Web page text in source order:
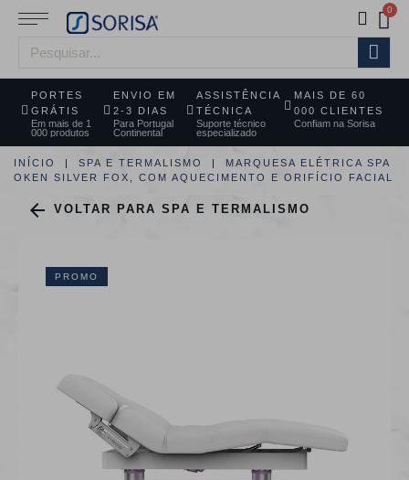
PORTES
GRÁTIS
Em mais de 1
000 produtos
ENVIO EM
2-3 DIAS
Para Portugal
Continental
ASSISTÊNCIA
TÉCNICA
Suporte técnico
especializado
MAIS DE 60
000 CLIENTES
Confiam na Sorisa
INÍCIO SPA E TERMALISMO
MARQUESA ELÉTRICA SPA
OKEN SILVER FOX, COM AQUECIMENTO E ORIFÍCIO FACIAL
 VOLTAR PARA SPA E TERMALISMO
PROMO